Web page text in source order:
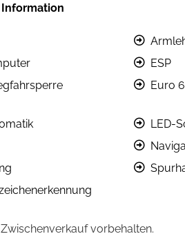
ESP
Euro
LED-
vorbehalten.